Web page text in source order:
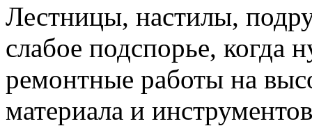
Лестницы, настилы,
слабое подспорье, когда
ремонтные работы на
материала и